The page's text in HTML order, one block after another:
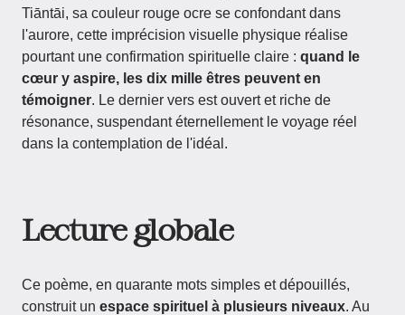
Tiāntāi, sa couleur rouge ocre se confondant dans
l'aurore, cette imprécision visuelle physique réalise
pourtant une confirmation spirituelle claire : quand le
cœur y aspire, les dix mille êtres peuvent en
témoigner. Le dernier vers est ouvert et riche de
résonance, suspendant éternellement le voyage réel
dans la contemplation de l'idéal.
Lecture globale
Ce poème, en quarante mots simples et dépouillés,
construit un espace spirituel à plusieurs niveaux. Au